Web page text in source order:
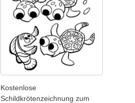
Kostenlose
Schildkrötenzeichnung zum